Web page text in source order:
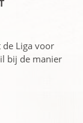
Liga voor
bij de manier